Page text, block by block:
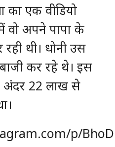
का एक वीडियो
वो अपने पापा के
थी। धोनी उस
कर रहे थे। इस
अंदर 22 लाख से
p/